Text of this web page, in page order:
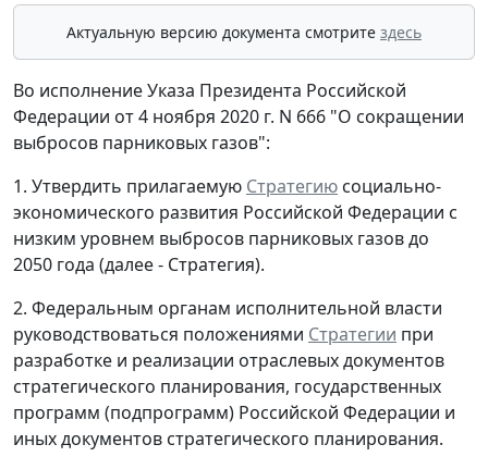
Актуальную версию документа смотрите здесь
Во исполнение Указа Президента Российской
Федерации от 4 ноября 2020 г. N 666 "О сокращении
выбросов парниковых газов":
1. Утвердить прилагаемую Стратегию социально-
экономического развития Российской Федерации с
низким уровнем выбросов парниковых газов до
2050 года (далее - Стратегия).
2. Федеральным органам исполнительной власти
руководствоваться положениями Стратегии при
разработке и реализации отраслевых документов
стратегического планирования, государственных
программ (подпрограмм) Российской Федерации и
иных документов стратегического планирования.